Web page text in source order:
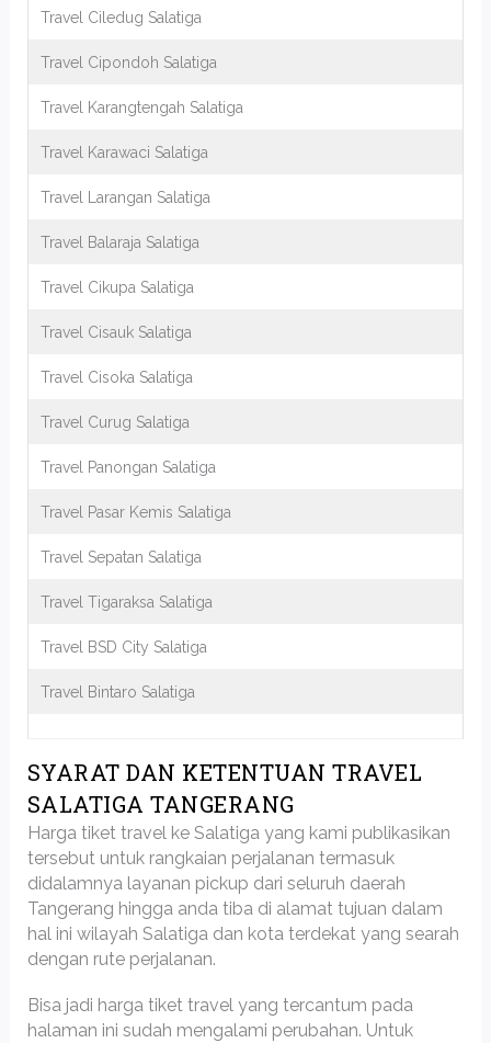
Travel Ciledug Salatiga
Travel Cipondoh Salatiga
Travel Karangtengah Salatiga
Travel Karawaci Salatiga
Travel Larangan Salatiga
Travel Balaraja Salatiga
Travel Cikupa Salatiga
Travel Cisauk Salatiga
Travel Cisoka Salatiga
Travel Curug Salatiga
Travel Panongan Salatiga
Travel Pasar Kemis Salatiga
Travel Sepatan Salatiga
Travel Tigaraksa Salatiga
Travel BSD City Salatiga
Travel Bintaro Salatiga
SYARAT DAN KETENTUAN TRAVEL
SALATIGA TANGERANG
Harga tiket travel ke Salatiga yang kami publikasikan
tersebut untuk rangkaian perjalanan termasuk
didalamnya layanan pickup dari seluruh daerah
Tangerang hingga anda tiba di alamat tujuan dalam
hal ini wilayah Salatiga dan kota terdekat yang searah
dengan rute perjalanan.
Bisa jadi harga tiket travel yang tercantum pada
halaman ini sudah mengalami perubahan. Untuk